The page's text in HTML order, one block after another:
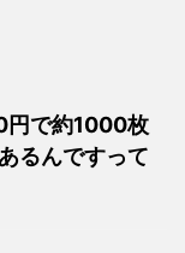
円で約1000枚
るんですって